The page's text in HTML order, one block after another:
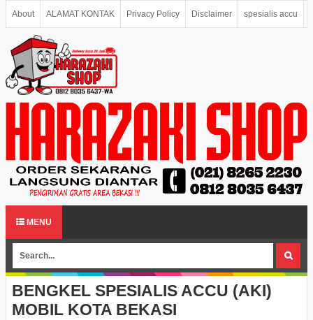
About ALAMAT KONTAK Privacy Policy Disclaimer spesialis accu
MENU
BENGKEL SPESIALIS ACCU (AKI)
MOBIL KOTA BEKASI